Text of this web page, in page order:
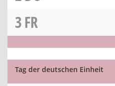
3FR
Tag der deutschen Einheit